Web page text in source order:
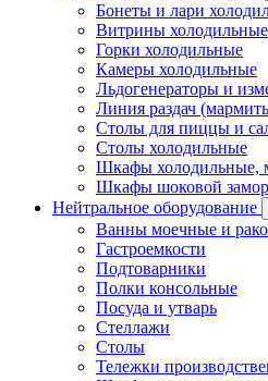
Бонеты и лари
Витрины холодильные
Горки холодильные
Камеры холодильные
Льдогенераторы и
Линия раздач
Столы для пиццы и
Столы холодильные
Шкафы холодильные,
Шкафы шоковой
Нейтральное оборудование
Ванны моечные и
Гастроемкости
Подтоварники
Полки консольные
Посуда и утварь
Стеллажи
Столы
Тележки